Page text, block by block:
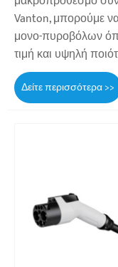
Vanton, μπορούμε
μονο-πυροβόλων
τιμή και υψηλή
Δείτε περισσότερα >>